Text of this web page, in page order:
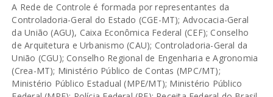
A Rede de Controle é formada por representantes da
Controladoria-Geral do Estado (CGE-MT); Advocacia-Geral
da União (AGU), Caixa Econômica Federal (CEF); Conselho
de Arquitetura e Urbanismo (CAU); Controladoria-Geral da
União (CGU); Conselho Regional de Engenharia e Agronomia
(Crea-MT); Ministério Público de Contas (MPC/MT);
Ministério Público Estadual (MPE/MT); Ministério Público